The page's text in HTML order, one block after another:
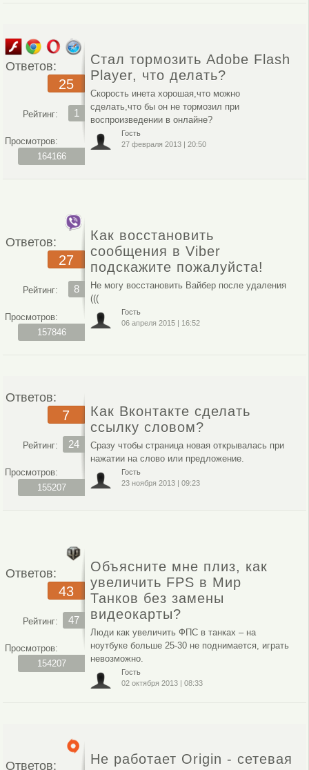
Ответов:
25
Рейтинг: 1
Просмотров:
164166
Стал тормозить Adobe Flash
Player, что делать?
Скорость инета хорошая,что можно
сделать,что бы он не тормозил при
воспроизведении в онлайне?
Гость
27 февраля 2013| 20:50
Ответов:
27
Рейтинг: 8
Просмотров:
157846
Как восстановить
сообщения в Viber
подскажите пожалуйста!
Не могу восстановить Вайбер после удаления
(((
Гость
06 апреля 2015| 16:52
Ответов:
7
Рейтинг: 24
Просмотров:
155207
Как Вконтакте сделать
ссылку словом?
Сразу чтобы страница новая открывалась при
нажатии на слово или предложение.
Гость
23 ноября 2013| 09:23
Ответов:
43
Рейтинг: 47
Просмотров:
154207
Объясните мне плиз, как
увеличить FPS в Мир
Танков без замены
видеокарты?
Люди как увеличить ФПС в танках – на
ноутбуке больше 25-30 не поднимается, играть
невозможно.
Гость
02 октября 2013| 08:33
Ответов:
Не работает Origin - сетевая